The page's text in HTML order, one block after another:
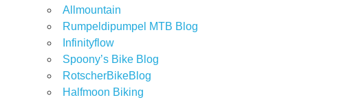
Allmountain
Rumpeldipumpel MTB Blog
Infinityflow
Spoony’s Bike Blog
RotscherBikeBlog
Halfmoon Biking